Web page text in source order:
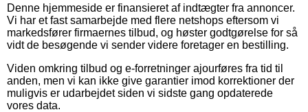
Denne hjemmeside er finansieret af indtægter fra annoncer.
Vi har et fast samarbejde med flere netshops eftersom vi
markedsfører firmaernes tilbud, og høster godtgørelse for så
vidt de besøgende vi sender videre foretager en bestilling.
Viden omkring tilbud og e-forretninger ajourføres fra tid til
anden, men vi kan ikke give garantier imod korrektioner der
muligvis er udarbejdet siden vi sidste gang opdaterede
vores data.